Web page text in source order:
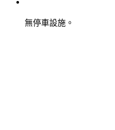
無停車設施。